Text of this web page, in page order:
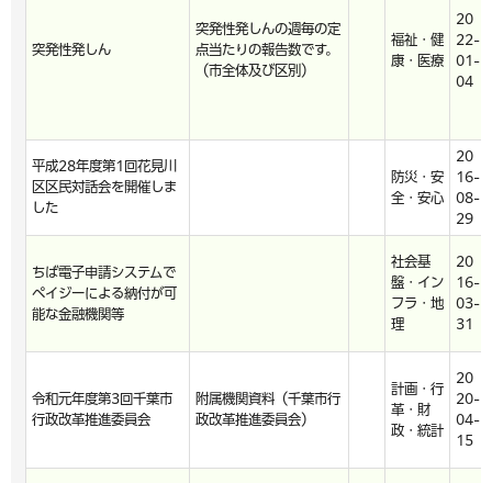
突発性発しん
突発性発しんの週毎の定
点当たりの報告数です。
（市全体及び区別）
福祉・健
康・医療
20
22-
01-
04
平成28年度第1回花見川
区区民対話会を開催しま
した
防災・安
全・安心
20
16-
08-
29
ちば電子申請システムで
ペイジーによる納付が可
能な金融機関等
社会基
盤・イン
フラ・地
理
20
16-
03-
31
令和元年度第3回千葉市
行政改革推進委員会
附属機関資料（千葉市行
政改革推進委員会）
計画・行
革・財
政・統計
20
20-
04-
15